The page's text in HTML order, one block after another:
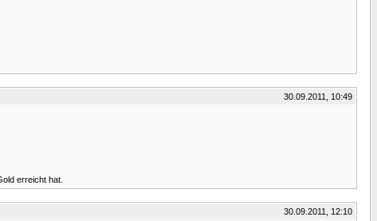
30.09.2011, 10:49
erreicht hat.
30.09.2011, 12:10